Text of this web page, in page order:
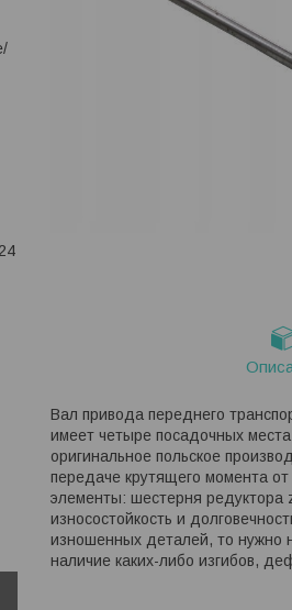
Вал привода переднего
имеет четыре посадочных
оригинальное польское
передаче крутящего момента
элементы: шестерня
износостойкость и
изношенных деталей, то нужно
наличие каких-либо изгибов,